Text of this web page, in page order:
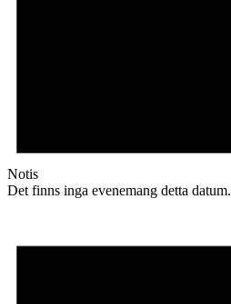
Notis
Det finns inga evenemang detta datum.